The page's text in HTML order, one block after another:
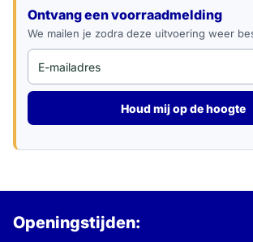
Ontvang een voorraadmelding
We mailen je zodra deze uitvoering weer
Houd mij op de hoogte
Openingstijden: